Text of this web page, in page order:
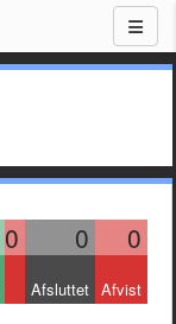
0 0 0
Afsluttet Afvist